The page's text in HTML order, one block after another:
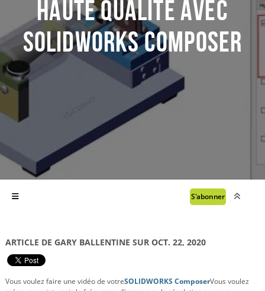
haute qualité avec
SOLIDWORKS Composer
S'abonner
ARTICLE DE GARY BALLENTINE SUR OCT. 22, 2020
Vous voulez faire une vidéo de votreSOLIDWORKS ComposerVous voulez